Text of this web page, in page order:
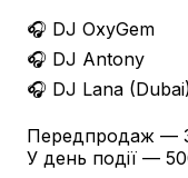
🎧 DJ OxyGem
🎧 DJ Antony
🎧 DJ Lana
Передпродаж —
У день події —